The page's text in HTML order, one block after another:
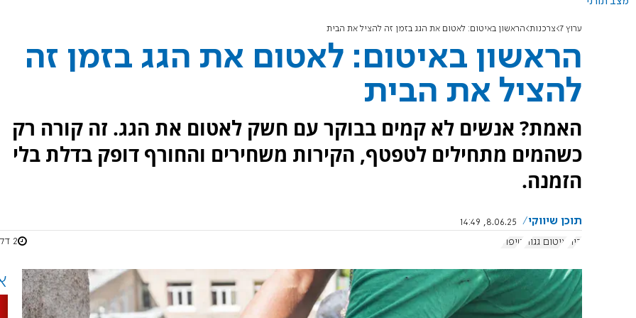
ערוץ 7 צרכנות הראשון באיטום: לאטום את הגג בזמן זה להציל את הבית
הראשון באיטום: לאטום את הגג בזמן זה
להציל את הבית
האמת? אנשים לא קמים בבוקר עם חשק לאטום את הגג. זה קורה רק
כשהמים מתחילים לטפטף, הקירות משחירים והחורף דופק בדלת בלי
הזמנה.
תוכן שיווקי
8.06.25, 14:49
בית
איטום גגות טיפול 2 דקות